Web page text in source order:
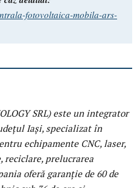
fotovoltaica-mobila-ars-
SRL) este un integrator
Iași, specializat în
echipamente CNC, laser,
reciclare, prelucrarea
oferă garanție de 60 de